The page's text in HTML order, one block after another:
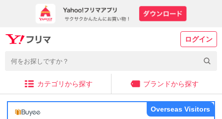
ログイン
カテゴリから探す ブランドから探す
Overseas Visitors